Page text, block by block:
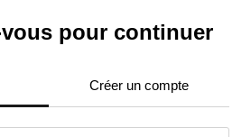
pour continuer
Créer un compte